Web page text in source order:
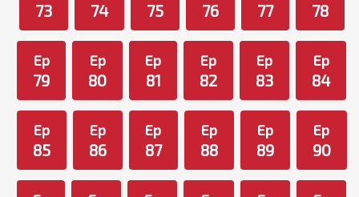
73 74 75 76 77 78
Ep
79
Ep
80
Ep
81
Ep
82
Ep
83
Ep
84
Ep
85
Ep
86
Ep
87
Ep
88
Ep
89
Ep
90